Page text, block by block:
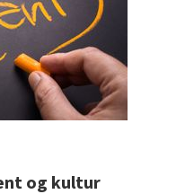
og kultur